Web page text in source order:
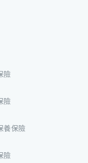
險
險
養保險
險